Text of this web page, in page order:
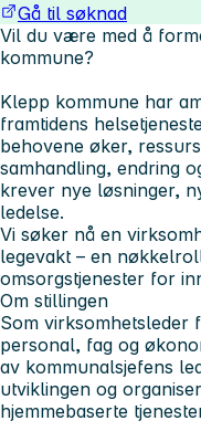
Gå til søknad
Vil du være med å
kommune?
Klepp kommune har
framtidens
behovene øker,
samhandling, endring
krever nye løsninger,
ledelse.
Vi søker nå en
legevakt – en
omsorgstjenester for
Om stillingen
Som virksomhetsleder
personal, fag og
av kommunalsjefens
utviklingen og
hjemmebaserte